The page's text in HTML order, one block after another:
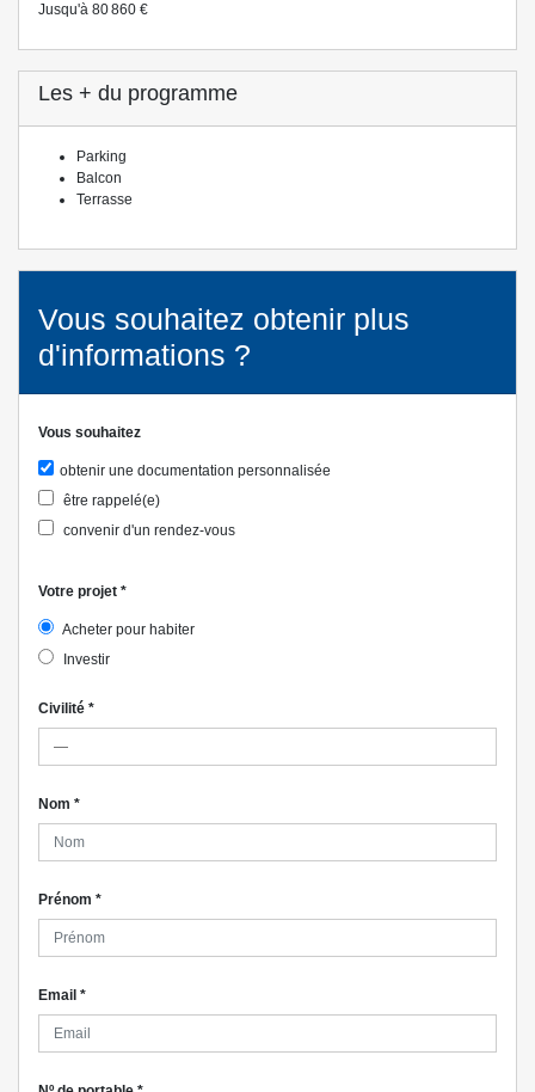
Jusqu'à 80 860 €
Les + du programme
Parking
Balcon
Terrasse
Vous souhaitez obtenir plus
d'informations ?
Vous souhaitez
obtenir une documentation personnalisée
être rappelé(e)
convenir d'un rendez-vous
Votre projet *
Acheter pour habiter
Investir
Civilité *
Nom *
Prénom *
Email *